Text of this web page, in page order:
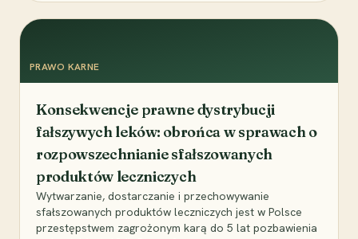
PRAWO KARNE
Konsekwencje prawne dystrybucji
fałszywych leków: obrońca w sprawach o
rozpowszechnianie sfałszowanych
produktów leczniczych
Wytwarzanie, dostarczanie i przechowywanie
sfałszowanych produktów leczniczych jest w Polsce
przestępstwem zagrożonym karą do 5 lat pozbawienia